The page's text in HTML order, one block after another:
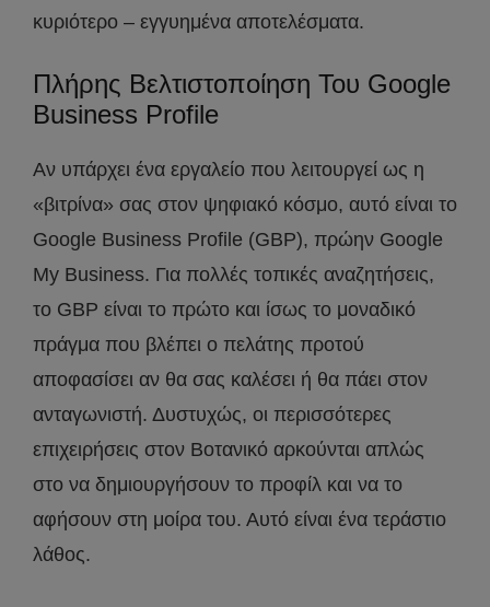
κυριότερο – εγγυημένα αποτελέσματα.
Πλήρης Βελτιστοποίηση Του Google
Business Profile
Αν υπάρχει ένα εργαλείο που λειτουργεί ως η
«βιτρίνα» σας στον ψηφιακό κόσμο, αυτό είναι το
Google Business Profile (GBP), πρώην Google
My Business. Για πολλές τοπικές αναζητήσεις,
το GBP είναι το πρώτο και ίσως το μοναδικό
πράγμα που βλέπει ο πελάτης προτού
αποφασίσει αν θα σας καλέσει ή θα πάει στον
ανταγωνιστή. Δυστυχώς, οι περισσότερες
επιχειρήσεις στον Βοτανικό αρκούνται απλώς
στο να δημιουργήσουν το προφίλ και να το
αφήσουν στη μοίρα του. Αυτό είναι ένα τεράστιο
λάθος.